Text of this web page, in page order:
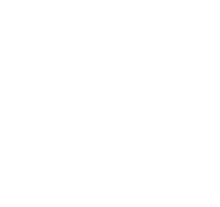
der nicht nur nahtloses
Kompatibilität mit MagSafe-
auch einen verstellbaren
als auch vertikale